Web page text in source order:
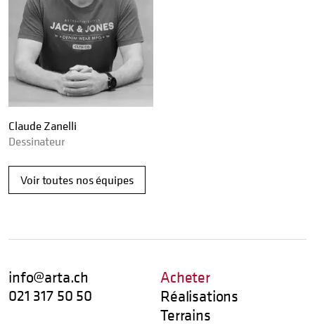
Claude Zanelli
Dessinateur
Voir toutes nos équipes
info@arta.ch
021 317 50 50
Acheter
Réalisations
Terrains